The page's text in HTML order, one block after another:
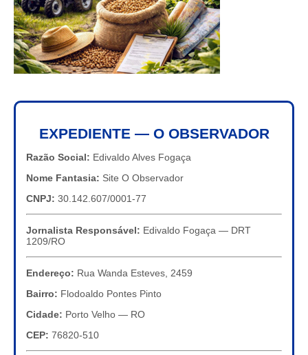
EXPEDIENTE — O OBSERVADOR
Razão Social: Edivaldo Alves Fogaça
Nome Fantasia: Site O Observador
CNPJ: 30.142.607/0001-77
Jornalista Responsável: Edivaldo Fogaça — DRT
1209/RO
Endereço: Rua Wanda Esteves, 2459
Bairro: Flodoaldo Pontes Pinto
Cidade: Porto Velho — RO
CEP: 76820-510